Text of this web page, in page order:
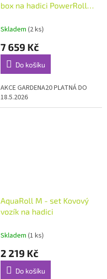
box na hadici PowerRoll
Skladem (2 ks)
7 659 Kč
Do košíku
AKCE GARDENA20 PLATNÁ DO
18.5.2026
AquaRoll M - set Kovový
vozík na hadici
Skladem (1 ks)
2 219 Kč
Do košíku